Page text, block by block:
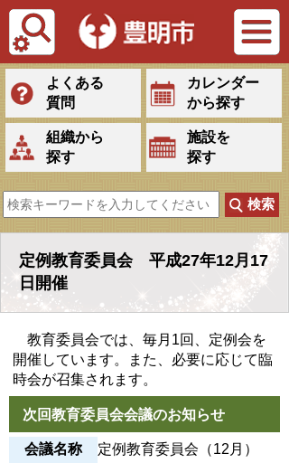
Tiếng Việt
よくある
質問
カレンダー
から探す
組織から
探す
施設を
探す
定例教育委員会 平成27年12月17
日開催
教育委員会では、毎月1回、定例会を
開催しています。また、必要に応じて臨
時会が召集されます。
次回教育委員会会議のお知らせ
会議名称 定例教育委員会（12月）